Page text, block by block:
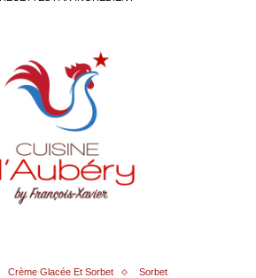
Crème Glacée Et Sorbet Sorbet